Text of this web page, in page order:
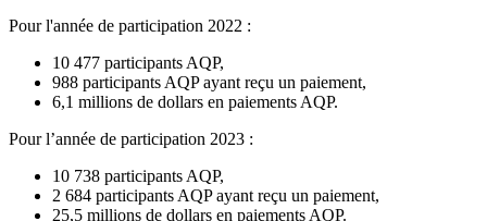
Pour l'année de participation 2022 :
10 477 participants AQP,
988 participants AQP ayant reçu un paiement,
6,1 millions de dollars en paiements AQP.
Pour l’année de participation 2023 :
10 738 participants AQP,
2 684 participants AQP ayant reçu un paiement,
25,5 millions de dollars en paiements AQP.